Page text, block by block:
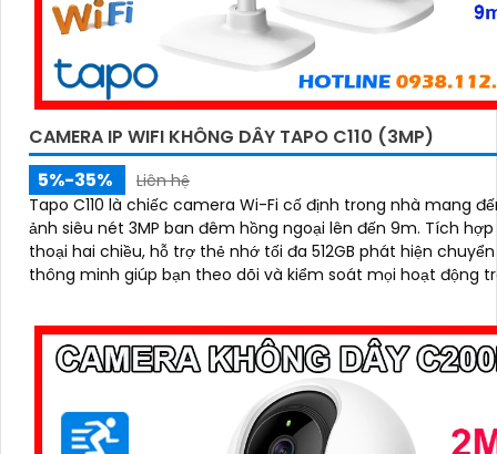
CAMERA IP WIFI KHÔNG DÂY TAPO C110 (3MP)
5%-35%
Liên hệ
Tapo C110 là chiếc camera Wi-Fi cố định trong nhà mang
ảnh siêu nét 3MP ban đêm hồng ngoại lên đến 9m. Tích hợp đàm
thoại hai chiều, hỗ trợ thẻ nhớ tối đa 512GB phát hiện
thông minh giúp bạn theo dõi và kiểm soát mọi hoạt động